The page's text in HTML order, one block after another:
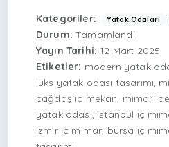
Kategoriler: Yatak Odaları
Durum: Tamamlandı
Yayın Tarihi: 12 Mart 2025
Etiketler: modern yatak
lüks yatak odası tasarımı,
çağdaş iç mekan, mimari
yatak odası, istanbul iç
izmir iç mimar, bursa iç